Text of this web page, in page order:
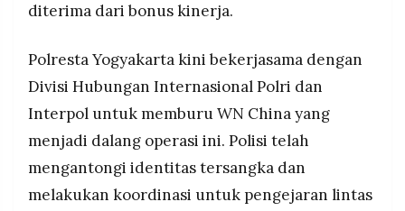
diterima dari bonus kinerja.
Polresta Yogyakarta kini bekerjasama dengan
Divisi Hubungan Internasional Polri dan
Interpol untuk memburu WN China yang
menjadi dalang operasi ini. Polisi telah
mengantongi identitas tersangka dan
melakukan koordinasi untuk pengejaran lintas